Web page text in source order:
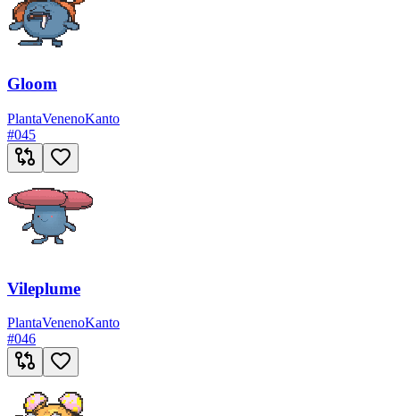
Gloom
PlantaVenenoKanto
#045
Vileplume
PlantaVenenoKanto
#046